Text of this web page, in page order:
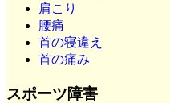
肩こり
腰痛
首の寝違え
首の痛み
スポーツ障害